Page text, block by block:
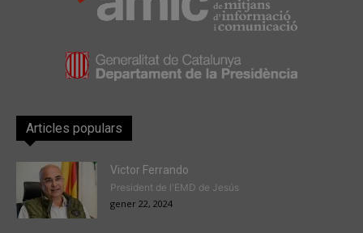
Articles populars
Victor Ferrando
President de l'EMD de Jesús
gener 22, 2024